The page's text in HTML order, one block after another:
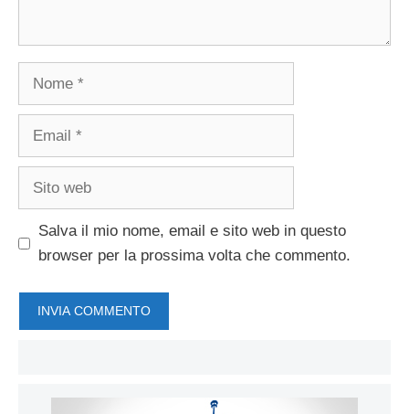
Nome
Email
Sito
Salva il mio nome, email e sito web in questo
browser per la prossima volta che commento.